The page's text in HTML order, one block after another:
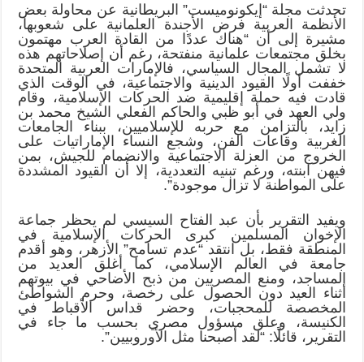
تحدثت مجلة “إيكونوميست” البريطانية عن محاولة بعض
الأنظمة العربية فرض الأجندة العلمانية على شعوبها،
مشيرة إلى أن “هناك عددًا من القادة العرب مهتمون
بخلق مجتمعات علمانية منفتحة، رغم أن إصلاحاتهم هذه
لا تشمل المجال السياسي، فالإمارات العربية المتحدة
خففت أولًا القيود الدينية والاجتماعية، في الوقت الذي
قادت فيه حملة إقليمية ضد الحركات الإسلامية، وقام
ولي العهد في أبو ظبي والحاكم الفعلي الشيخ محمد بن
زايد، بالتزامن مع حربه للإسلاميين، ببناء الجامعات
الغربية وقاعات الفن، وشجع النساء الإماراتيات على
الخروج من العزلة الاجتماعية والانضمام للجيش، بمن
فيهن ابنته، ورغم تبنيه التعددية، إلا أن القيود المشددة
على المواطنة لا تزال موجودة”.
ويفيد التقرير بأن عبد الفتاح السيسي لم يحظر جماعة
الإخوان المسلمين كبرى الحركات الإسلامية في
المنطقة فقط، بل انتقد “عدم تسامح” الأزهر، وهو أقدم
جامعة في العالم الإسلامي، كما أغلق العديد من
المساجد، ومنع المصريين من ذبح الأضاحي في بيوتهم
أثناء العيد دون الحصول على رخصة، وحرم الشواطئ
المخصصة للمحجبات، وحضر قداس الأقباط في
الكنيسة، وعلق مسؤول مصري بحسب ما جاء في
التقرير، قائلًا: “لقد أصبحنا مثل الأوروبيين”.